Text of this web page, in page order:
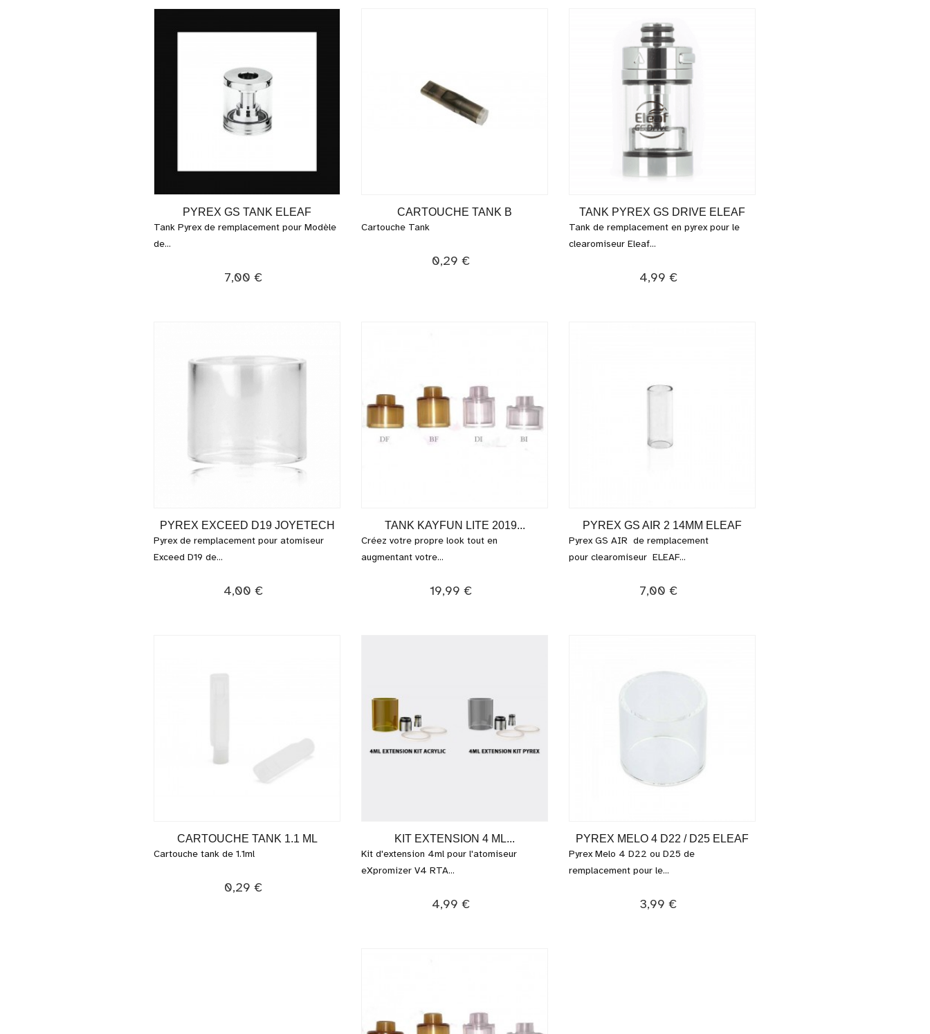
PYREX GS TANK ELEAF
Tank Pyrex de remplacement pour Modèle
de...
7,00 €
CARTOUCHE TANK B
Cartouche Tank
0,29 €
TANK PYREX GS DRIVE ELEAF
Tank de remplacement en pyrex pour le
clearomiseur Eleaf...
4,99 €
PYREX EXCEED D19 JOYETECH
Pyrex de remplacement pour atomiseur
Exceed D19 de...
4,00 €
TANK KAYFUN LITE 2019...
Créez votre propre look tout en
augmentant votre...
19,99 €
PYREX GS AIR 2 14MM ELEAF
Pyrex GS AIR de remplacement
pour clearomiseur ELEAF...
7,00 €
CARTOUCHE TANK 1.1 ML
Cartouche tank de 1.1ml
0,29 €
KIT EXTENSION 4 ML...
Kit d'extension 4ml pour l'atomiseur
eXpromizer V4 RTA...
4,99 €
PYREX MELO 4 D22 / D25 ELEAF
Pyrex Melo 4 D22 ou D25 de
remplacement pour le...
3,99 €